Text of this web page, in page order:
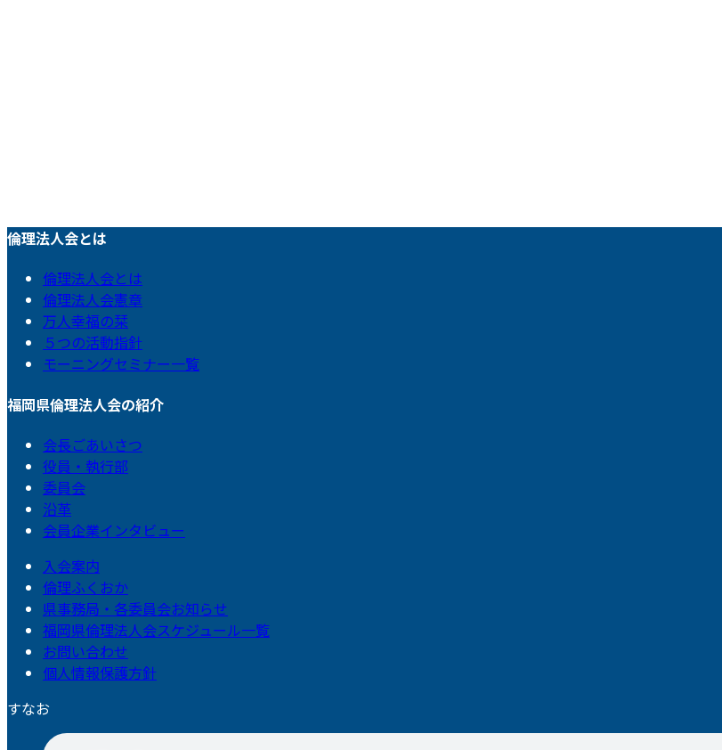
倫理法人会とは
倫理法人会とは
倫理法人会憲章
万人幸福の栞
５つの活動指針
モーニングセミナー一覧
福岡県倫理法人会の紹介
会長ごあいさつ
役員・執行部
委員会
沿革
会員企業インタビュー
入会案内
倫理ふくおか
県事務局・各委員会お知らせ
福岡県倫理法人会スケジュール一覧
お問い合わせ
個人情報保護方針
すなお